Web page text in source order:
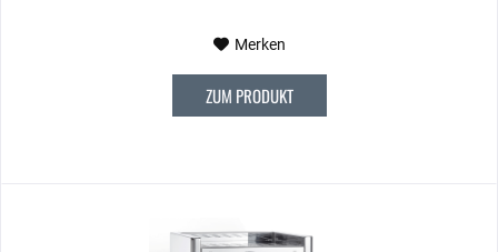
Merken
ZUM PRODUKT